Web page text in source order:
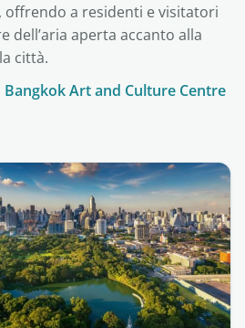
a residenti e visitatori
dell’aria aperta accanto alla
città.
Bangkok Art and Culture Centre